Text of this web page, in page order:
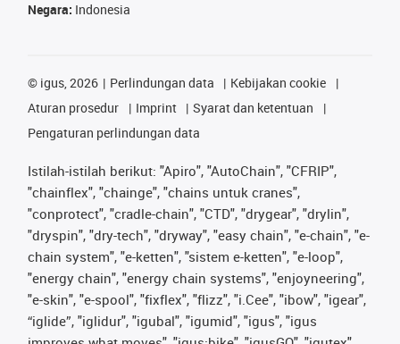
Negara: Indonesia
© igus, 2026 Perlindungan data
Kebijakan cookie
Aturan prosedur
Imprint
Syarat dan ketentuan
Pengaturan perlindungan data
Istilah-istilah berikut: "Apiro", "AutoChain", "CFRIP",
"chainflex", "chainge", "chains untuk cranes",
"conprotect", "cradle-chain", "CTD", "drygear", "drylin",
"dryspin", "dry-tech", "dryway", "easy chain", "e-chain", "e-
chain system", "e-ketten", "sistem e-ketten", "e-loop",
"energy chain", "energy chain systems", "enjoyneering",
"e-skin", "e-spool", "fixflex", "flizz", "i.Cee", "ibow", "igear",
“iglide”, "iglidur", "igubal", "igumid", "igus", "igus